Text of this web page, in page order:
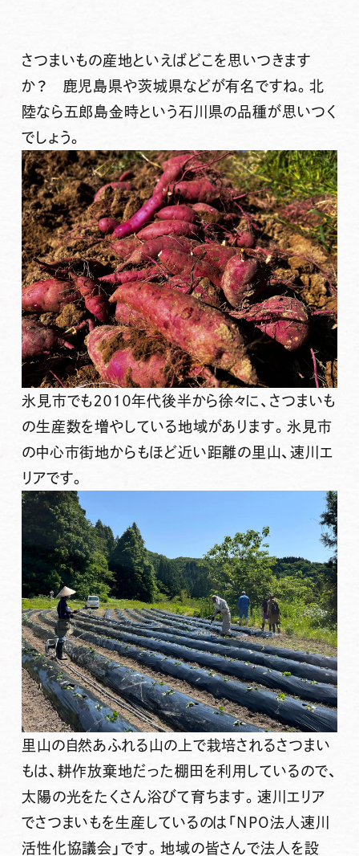
さつまいもの産地といえばどこを思いつきます
か？ 鹿児島県や茨城県などが有名ですね。北
陸なら五郎島金時という石川県の品種が思いつく
でしょう。
氷見市でも２０１０年代後半から徐々に、さつまいも
の生産数を増やしている地域があります。氷見市
の中心市街地からもほど近い距離の里山、速川エ
リアです。
里山の自然あふれる山の上で栽培されるさつまい
もは、耕作放棄地だった棚田を利用しているので、
太陽の光をたくさん浴びて育ちます。速川エリア
でさつまいもを生産しているのは「NPO法人速川
活性化協議会」です。地域の皆さんで法人を設